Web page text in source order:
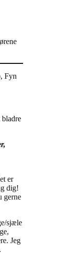
Fyn
er
dig!
gerne
sjæle
Jeg